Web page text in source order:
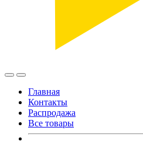
Главная
Контакты
Распродажа
Все товары